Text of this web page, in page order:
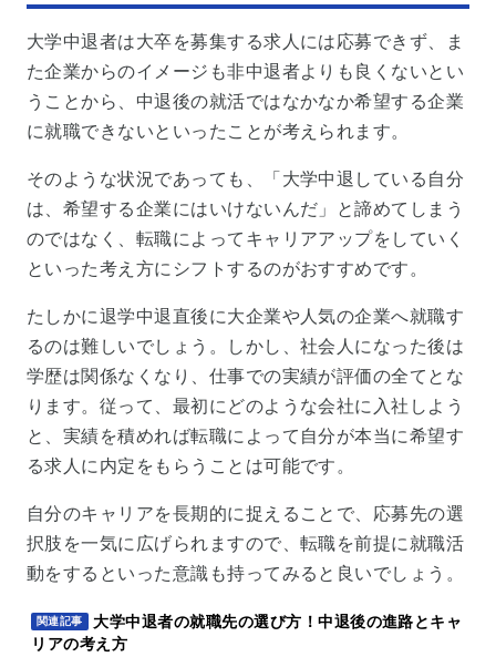
大学中退者は大卒を募集する求人には応募できず、ま
た企業からのイメージも非中退者よりも良くないとい
うことから、中退後の就活ではなかなか希望する企業
に就職できないといったことが考えられます。
そのような状況であっても、「大学中退している自分
は、希望する企業にはいけないんだ」と諦めてしまう
のではなく、転職によってキャリアアップをしていく
といった考え方にシフトするのがおすすめです。
たしかに退学中退直後に大企業や人気の企業へ就職す
るのは難しいでしょう。しかし、社会人になった後は
学歴は関係なくなり、仕事での実績が評価の全てとな
ります。従って、最初にどのような会社に入社しよう
と、実績を積めれば転職によって自分が本当に希望す
る求人に内定をもらうことは可能です。
自分のキャリアを長期的に捉えることで、応募先の選
択肢を一気に広げられますので、転職を前提に就職活
動をするといった意識も持ってみると良いでしょう。
関連記事
大学中退者の就職先の選び方！中退後の進路とキャ
リアの考え方